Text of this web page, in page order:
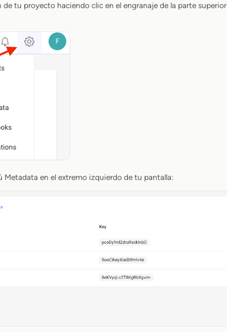
tu proyecto haciendo clic en el engranaje de la parte superior
Metadata en el extremo izquierdo de tu pantalla: